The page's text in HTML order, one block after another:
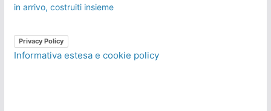
in arrivo, costruiti insieme
Privacy Policy
Informativa estesa e cookie policy